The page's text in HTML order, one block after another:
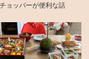
ョッパーが便利な話